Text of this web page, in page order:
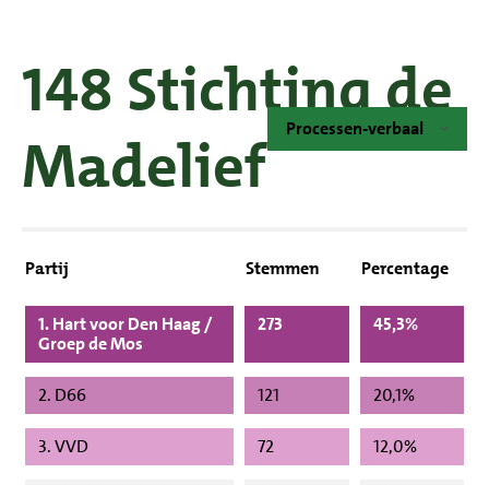
148 Stichting de
Madelief
Processen-verbaal
Partij Stemmen Percentage
1. Hart voor Den Haag /
Groep de Mos
273 45,3%
2. D66 121 20,1%
3. VVD 72 12,0%